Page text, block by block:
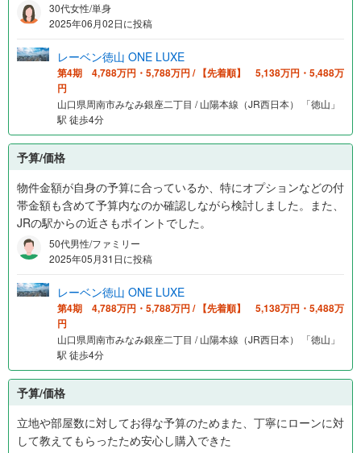
30代女性/単身
2025年06月02日に投稿
レーベン徳山 ONE LUXE
第4期 4,788万円・5,788万円 / 【先着順】 5,138万円・5,488万
円
山口県周南市みなみ銀座二丁目 / 山陽本線（JR西日本） 「徳山」
駅 徒歩4分
予算/価格
物件金額が自身の予算に合っているか、特にオプションなどの付
帯金額も含めて予算内なのか確認しながら検討しました。また、
JRの駅からの近さもポイントでした。
50代男性/ファミリー
2025年05月31日に投稿
レーベン徳山 ONE LUXE
第4期 4,788万円・5,788万円 / 【先着順】 5,138万円・5,488万
円
山口県周南市みなみ銀座二丁目 / 山陽本線（JR西日本） 「徳山」
駅 徒歩4分
予算/価格
立地や部屋数に対してお得な予算のためまた、丁寧にローンに対
して教えてもらったため安心し購入できた